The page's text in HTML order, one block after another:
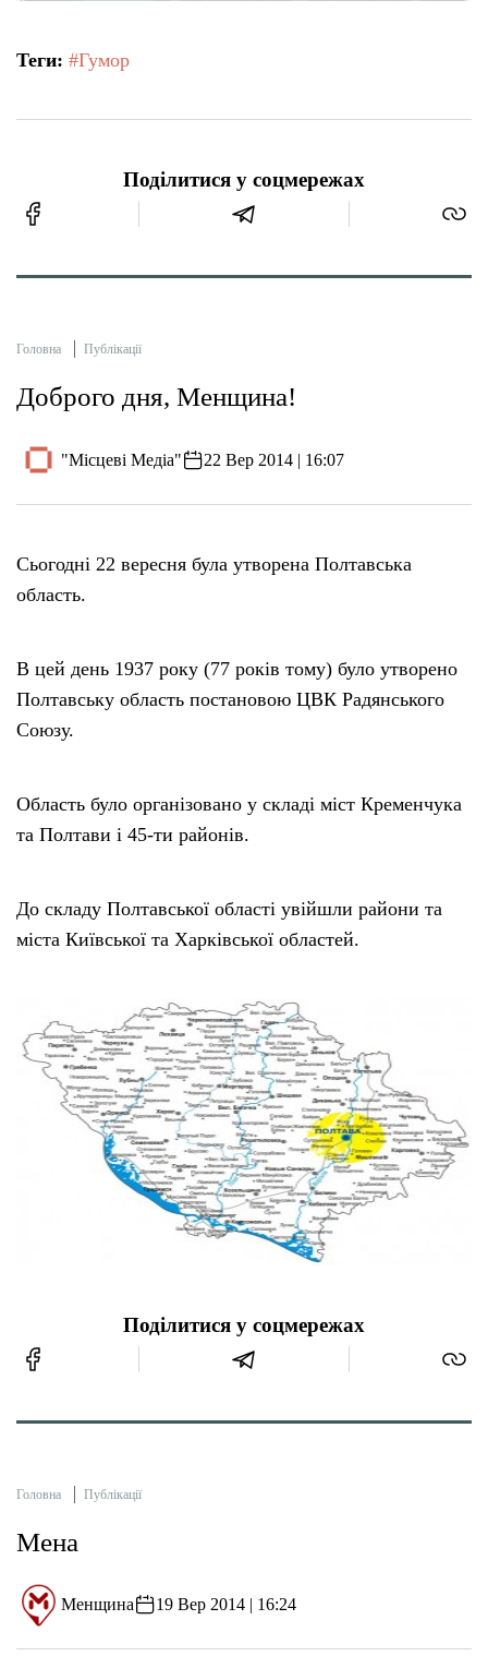
Теги: #Гумор
Поділитися у соцмережах
Головна Публікації
Доброго дня, Менщина!
"Місцеві Медіа" 22 Вер 2014 | 16:07
Сьогодні 22 вересня була утворена Полтавська
область.
В цей день 1937 року (77 років тому) було утворено
Полтавську область постановою ЦВК Радянського
Союзу.
Область було організовано у складі міст Кременчука
та Полтави і 45-ти районів.
До складу Полтавської області увійшли райони та
міста Київської та Харківської областей.
Поділитися у соцмережах
Головна Публікації
Мена
Менщина 19 Вер 2014 | 16:24